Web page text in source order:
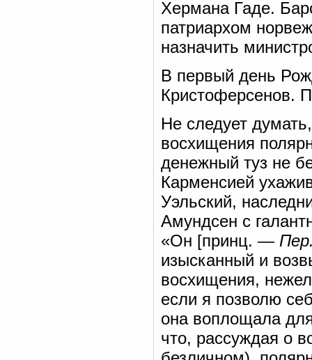
Хермана Гаде.
патриархом
назначить
В первый день
Кристоферсенов.
Не следует
восхищения
денежный туз не
Карменсией
Уэльский,
Амундсен с
«Он [принц. —
изысканный и
восхищения,
если я позволю
она воплощала
что, рассуждая о